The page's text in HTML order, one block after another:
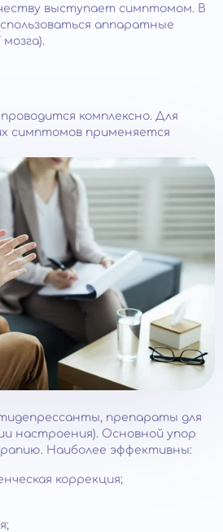
выступает симптомом. В
аппаратные
комплексно. Для
симптомов применяется
препараты для
настроения). Основной упор
Наиболее эффективны:
коррекция;